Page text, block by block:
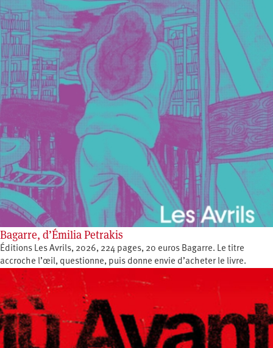
Bagarre, d’Émilia Petrakis
Éditions Les Avrils, 2026, 224 pages, 20 euros Bagarre. Le titre
accroche l’œil, questionne, puis donne envie d’acheter le livre.